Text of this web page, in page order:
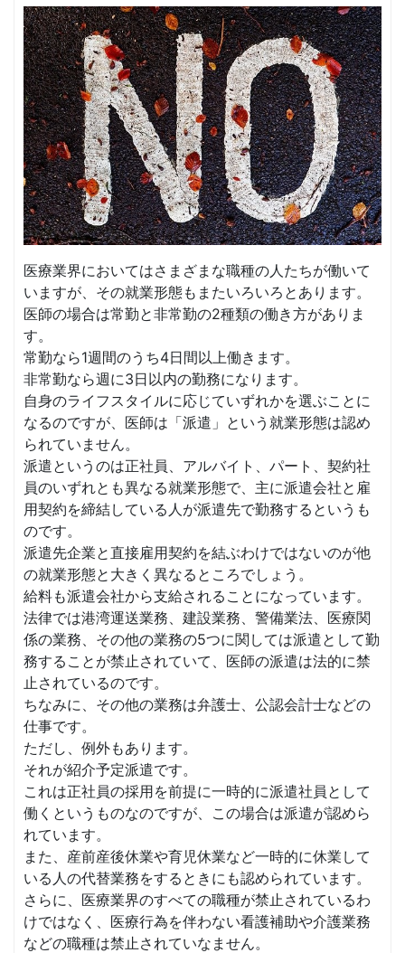
医療業界においてはさまざまな職種の人たちが働いて
いますが、その就業形態もまたいろいろとあります。
医師の場合は常勤と非常勤の2種類の働き方がありま
す。
常勤なら1週間のうち4日間以上働きます。
非常勤なら週に3日以内の勤務になります。
自身のライフスタイルに応じていずれかを選ぶことに
なるのですが、医師は「派遣」という就業形態は認め
られていません。
派遣というのは正社員、アルバイト、パート、契約社
員のいずれとも異なる就業形態で、主に派遣会社と雇
用契約を締結している人が派遣先で勤務するというも
のです。
派遣先企業と直接雇用契約を結ぶわけではないのが他
の就業形態と大きく異なるところでしょう。
給料も派遣会社から支給されることになっています。
法律では港湾運送業務、建設業務、警備業法、医療関
係の業務、その他の業務の5つに関しては派遣として勤
務することが禁止されていて、医師の派遣は法的に禁
止されているのです。
ちなみに、その他の業務は弁護士、公認会計士などの
仕事です。
ただし、例外もあります。
それが紹介予定派遣です。
これは正社員の採用を前提に一時的に派遣社員として
働くというものなのですが、この場合は派遣が認めら
れています。
また、産前産後休業や育児休業など一時的に休業して
いる人の代替業務をするときにも認められています。
さらに、医療業界のすべての職種が禁止されているわ
けではなく、医療行為を伴わない看護補助や介護業務
などの職種は禁止されていなません。